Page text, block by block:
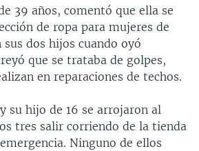
39 años, comentó que ella se
de ropa para mujeres de
dos hijos cuando oyó
que se trataba de golpes,
en reparaciones de techos.
su hijo de 16 se arrojaron al
tres salir corriendo de la tienda
Ninguno de ellos